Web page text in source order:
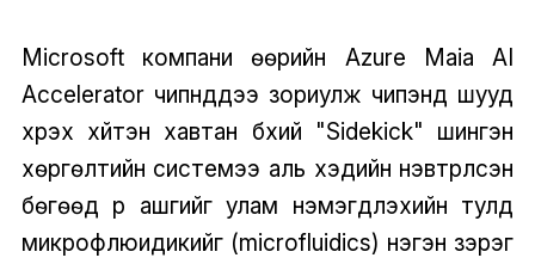
Microsoft компани өөрийн Azure Maia AI
Accelerator чипнүүддээ зориулж чипэнд шууд
хүрэх хүйтэн хавтан бүхий "Sidekick" шингэн
хөргөлтийн системээ аль хэдийн нэвтрүүлсэн
бөгөөд үр ашгийг улам нэмэгдүүлэхийн тулд
микрофлюидикийг (microfluidics) нэгэн зэрэг